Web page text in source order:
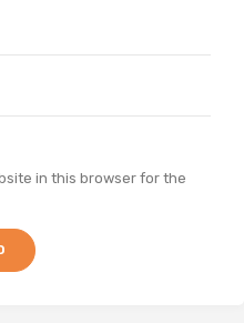
in this browser for the